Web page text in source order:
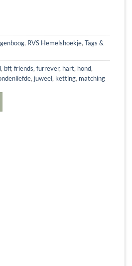
, RVS Hemelshoekje, Tags &
, bff, friends, furrever, hart, hond,
, juweel, ketting, matching